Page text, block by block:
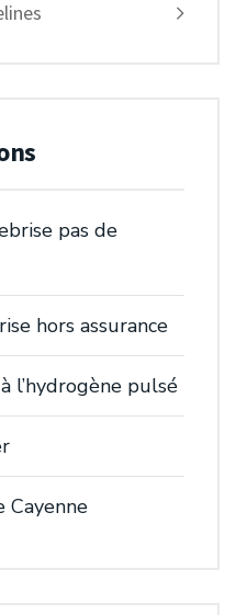
pas de
hors assurance
l’hydrogène pulsé
Cayenne